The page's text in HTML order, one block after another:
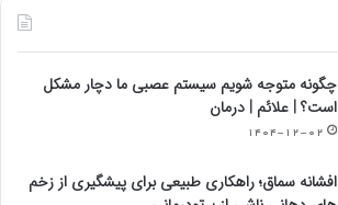
چگونه متوجه شویم سیستم عصبی ما دچار مشکل
است؟ | علائم | درمان
۱۴۰۴-۱۲-۰۲
افشانه سماق؛ راهکاری طبیعی برای پیشگیری از زخم